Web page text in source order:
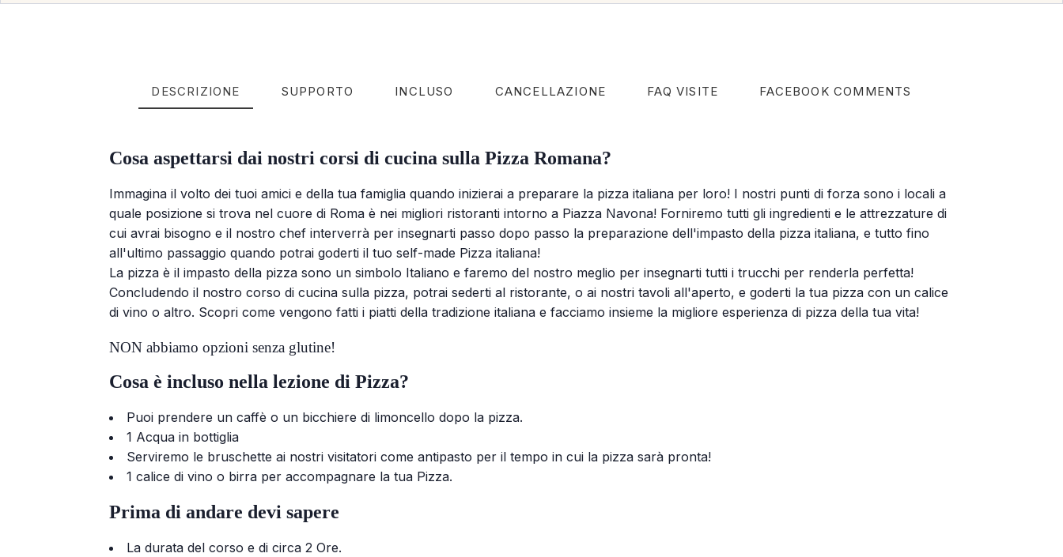
DESCRIZIONE SUPPORTO INCLUSO CANCELLAZIONE FAQ VISITE FACEBOOK COMMENTS
Cosa aspettarsi dai nostri corsi di cucina sulla Pizza Romana?
Immagina il volto dei tuoi amici e della tua famiglia quando inizierai a preparare la pizza italiana per loro! I nostri punti di forza sono i locali a
quale posizione si trova nel cuore di Roma è nei migliori ristoranti intorno a Piazza Navona! Forniremo tutti gli ingredienti e le attrezzature di
cui avrai bisogno e il nostro chef interverrà per insegnarti passo dopo passo la preparazione dell'impasto della pizza italiana, e tutto fino
all'ultimo passaggio quando potrai goderti il ​​tuo self-made Pizza italiana!
La pizza è il impasto della pizza sono un simbolo Italiano e faremo del nostro meglio per insegnarti tutti i trucchi per renderla perfetta!
Concludendo il nostro corso di cucina sulla pizza, potrai sederti al ristorante, o ai nostri tavoli all'aperto, e goderti la tua pizza con un calice
di vino o altro. Scopri come vengono fatti i piatti della tradizione italiana e facciamo insieme la migliore esperienza di pizza della tua vita!
NON abbiamo opzioni senza glutine!
Cosa è incluso nella lezione di Pizza?
Puoi prendere un caffè o un bicchiere di limoncello dopo la pizza.
1 Acqua in bottiglia
Serviremo le bruschette ai nostri visitatori come antipasto per il tempo in cui la pizza sarà pronta!
1 calice di vino o birra per accompagnare la tua Pizza.
Prima di andare devi sapere
La durata del corso e di circa 2 Ore.